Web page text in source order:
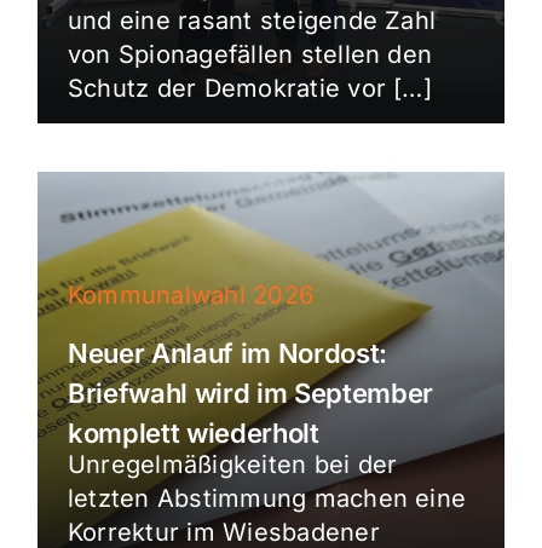
und eine rasant steigende Zahl
von Spionagefällen stellen den
Schutz der Demokratie vor […]
Kommunalwahl 2026
Neuer Anlauf im Nordost:
Briefwahl wird im September
komplett wiederholt
Unregelmäßigkeiten bei der
letzten Abstimmung machen eine
Korrektur im Wiesbadener